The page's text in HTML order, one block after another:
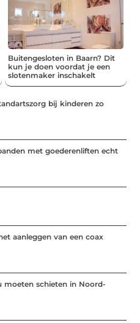
Buitengesloten in Baarn? Dit
kun je doen voordat je een
slotenmaker inschakelt
bij kinderen zo
met goederenliften echt
aanleggen van een coax
moeten schieten in Noord-